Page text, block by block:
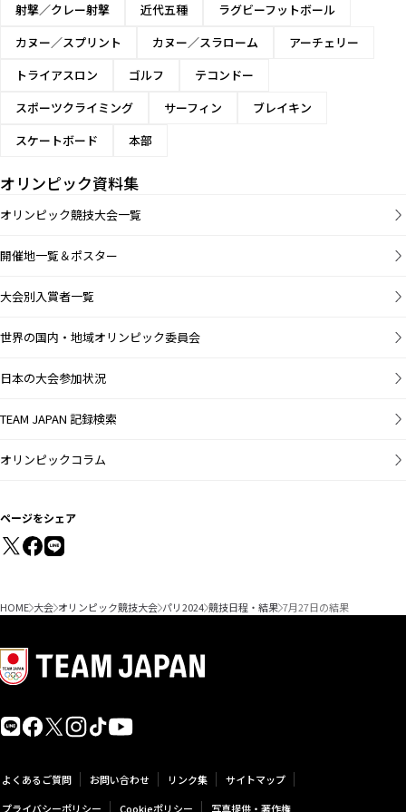
射撃／クレー射撃
近代五種
ラグビーフットボール
カヌー／スプリント
カヌー／スラローム
アーチェリー
トライアスロン
ゴルフ
テコンドー
スポーツクライミング
サーフィン
ブレイキン
スケートボード
本部
オリンピック資料集
オリンピック競技大会一覧
開催地一覧＆ポスター
大会別入賞者一覧
世界の国内・地域オリンピック委員会
日本の大会参加状況
TEAM JAPAN 記録検索
オリンピックコラム
ページをシェア
HOME 大会 オリンピック競技大会 パリ2024 競技日程・結果 7月27日の結果
よくあるご質問 お問い合わせ リンク集
サイトマップ
プライバシーポリシー
Cookieポリシー 写真提供・著作権